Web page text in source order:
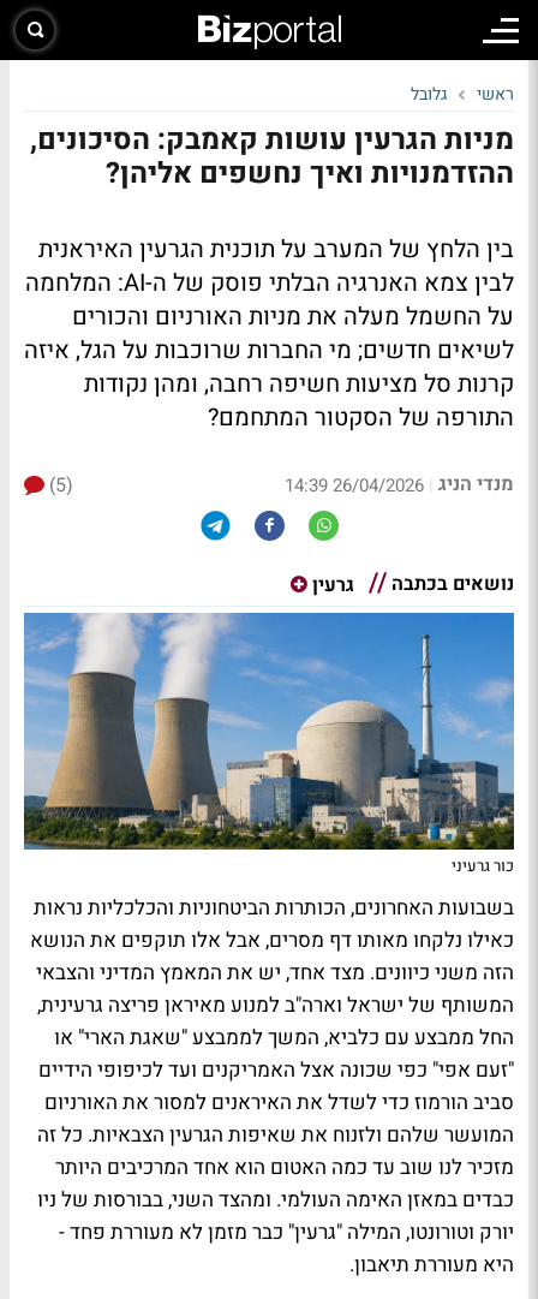
ראשי גלובל
מניות הגרעין עושות קאמבק: הסיכונים,
ההזדמנויות ואיך נחשפים אליהן?
בין הלחץ של המערב על תוכנית הגרעין האיראנית
לבין צמא האנרגיה הבלתי פוסק של ה-AI: המלחמה
על החשמל מעלה את מניות האורניום והכורים
לשיאים חדשים; מי החברות שרוכבות על הגל, איזה
קרנות סל מציעות חשיפה רחבה, ומהן נקודות
התורפה של הסקטור המתחמם?
מנדי הניג |
26/04/2026 14:39
(5)
נושאים בכתבה גרעין
כור גרעיני
בשבועות האחרונים, הכותרות הביטחוניות והכלכליות נראות
כאילו נלקחו מאותו דף מסרים, אבל אלו תוקפים את הנושא
הזה משני כיוונים. מצד אחד, יש את המאמץ המדיני והצבאי
המשותף של ישראל וארה"ב למנוע מאיראן פריצה גרעינית,
החל ממבצע עם כלביא, המשך לממבצע "שאגת הארי" או
"זעם אפי" כפי שכונה אצל האמריקנים ועד לכיפופי הידיים
סביב הורמוז כדי לשדל את האיראנים למסור את האורניום
המועשר שלהם ולזנוח את שאיפות הגרעין הצבאיות. כל זה
מזכיר לנו שוב עד כמה האטום הוא אחד המרכיבים היותר
כבדים במאזן האימה העולמי. ומהצד השני, בבורסות של ניו
יורק וטורונטו, המילה "גרעין" כבר מזמן לא מעוררת פחד -
היא מעוררת תיאבון.